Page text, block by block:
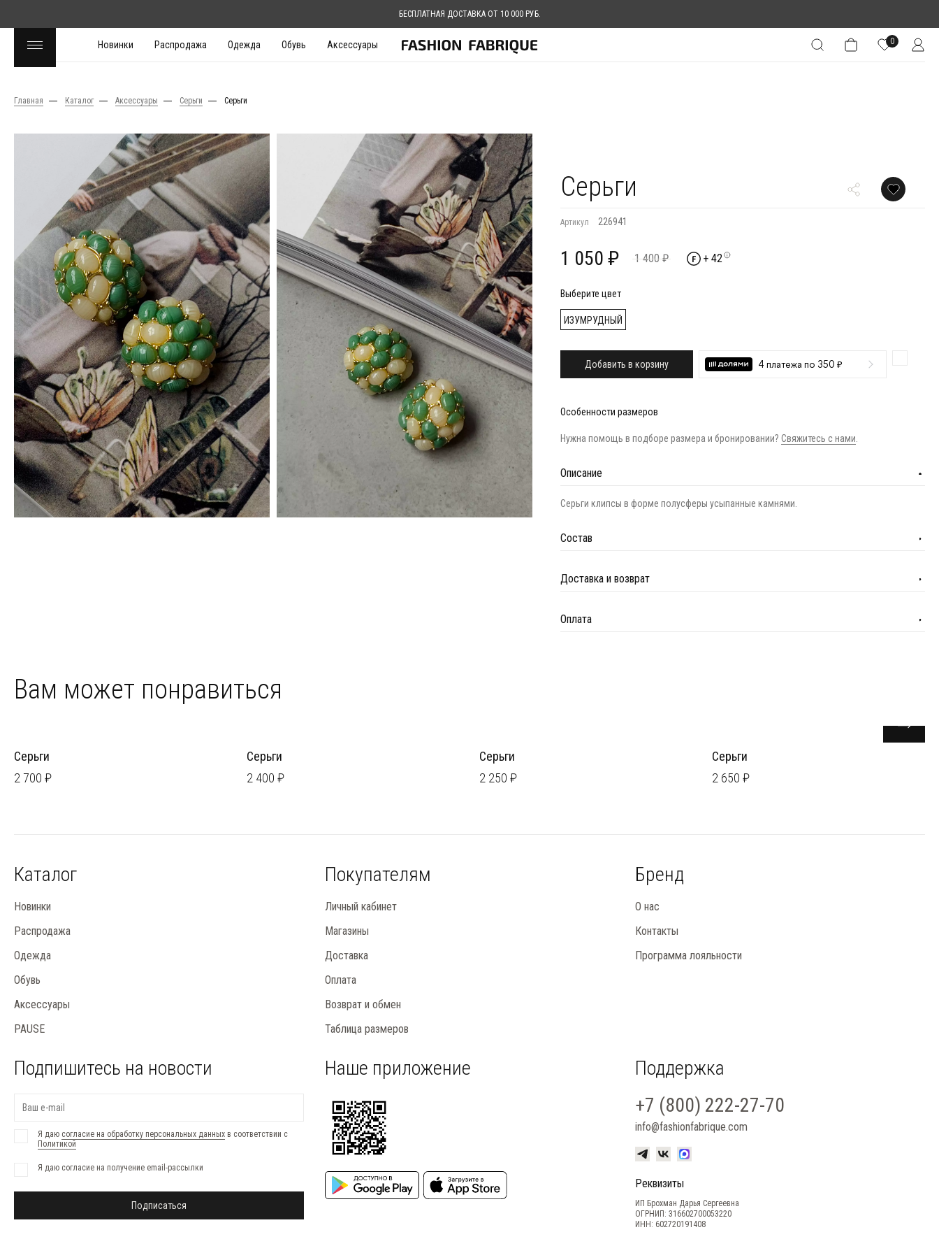
БЕСПЛАТНАЯ ДОСТАВКА ОТ 10 000 РУБ.
Новинки Распродажа Одежда Обувь Аксессуары 0
Главная Каталог Аксессуары Серьги Серьги
Серьги
Артикул 226941
1 050 ₽ 1 400 ₽ + 42
Выберите цвет
ИЗУМРУДНЫЙ
Добавить в корзину 4 платежа по 350 ₽
Особенности размеров
Нужна помощь в подборе размера и бронировании?Свяжитесь с нами
Описание
Серьги клипсы в форме полусферы усыпанные камнями.
Состав
Доставка и возврат
Оплата
Вам может понравиться
Серьги
2 700 ₽
Серьги
2 400 ₽
Серьги
2 250 ₽
Серьги
2 650 ₽
Каталог
Новинки
Распродажа
Одежда
Обувь
Аксессуары
PAUSE
Покупателям
Личный кабинет
Магазины
Доставка
Оплата
Возврат и обмен
Таблица размеров
Бренд
О нас
Контакты
Программа лояльности
Подпишитесь на новости
Я даю согласие на обработку персональных данных в соответствии с
Политикой
Я даю согласие на получение email-рассылки
Подписаться
Наше приложение
Поддержка
+7 (800) 222-27-70
info@fashionfabrique.com
Реквизиты
ИП Брохман Дарья Сергеевна
ОГРНИП: 316602700053220
ИНН: 602720191408